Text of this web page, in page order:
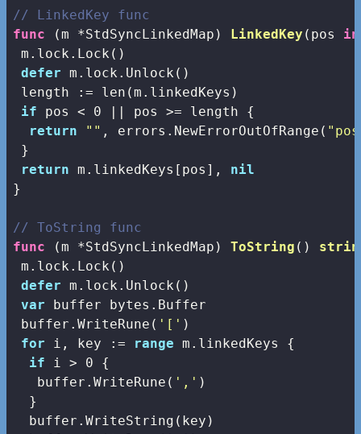
// LinkedKey func
func
(m *StdSyncLinkedMap) LinkedKey (pos
m.lock.Lock()
defer m.lock.Unlock()
length := len (m.linkedKeys)
if pos < 0 || pos >= length {
return
"" , errors.NewErrorOutOfRange(
}
return m.linkedKeys[pos], nil
}
// ToString func
func
(m *StdSyncLinkedMap) ToString ()
m.lock.Lock()
defer m.lock.Unlock()
var buffer bytes.Buffer
buffer.WriteRune( '[' )
for i, key := range m.linkedKeys {
if i > 0 {
   buffer.WriteRune(
',' )
  }
  buffer.WriteString(key)